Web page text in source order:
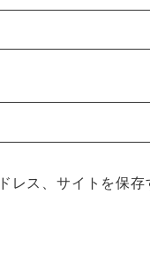
レス、サイトを保存